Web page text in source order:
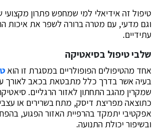
טיפול זה אידיאלי למי שמחפש פתרון מקצועי
וגם מדעי, עם מטרה ברורה לשפר את איכות
עתידיים.
שלבי טיפול בסיאטיקה
אחד מהטיפולים הפופולריים במסגרת זו הוא
בעיה אשר בדרך כלל מתבטאת בכאב לאורך
שמקרין מהגב התחתון לאזור הרגליים.
כתוצאה מפריצת דיסק, מתח בשרירים או
אפקטיבי יתמקד בהרפיית האזור הפגוע,
ובשיפור יכולת התנועה.